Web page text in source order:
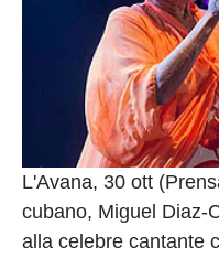
L'Avana, 30 ott
cubano, Miguel Diaz-
alla celebre cantante